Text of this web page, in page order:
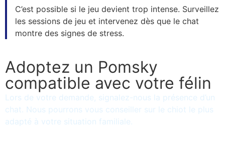
C’est possible si le jeu devient trop intense. Surveillez
les sessions de jeu et intervenez dès que le chat
montre des signes de stress.
Adoptez un Pomsky
compatible avec votre félin
Lors de votre demande, signalez-nous la présence d’un
chat. Nous pourrons vous conseiller sur le chiot le plus
adapté à votre situation familiale.